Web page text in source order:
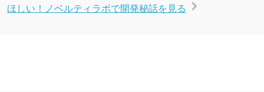
ほしい！ノベルティラボで開発秘話を見る